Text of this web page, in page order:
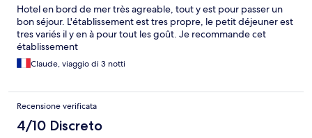
Hotel en bord de mer très agreable, tout y est pour passer un
bon séjour. L'établissement est tres propre, le petit déjeuner est
tres variés il y en à pour tout les goût. Je recommande cet
établissement
Claude, viaggio di 3 notti
Recensione verificata
4/10 Discreto